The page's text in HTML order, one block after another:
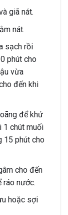
giã nát.
nát.
sạch rồi
phút cho
vừa
đến khi
để khử
1 chút muối
15 phút cho
cho đến
ráo nước.
hoặc sợi